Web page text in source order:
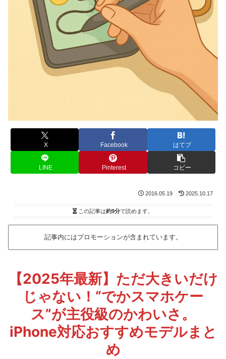
X Facebook はてブ
LINE Pinterest コピー
2016.05.19 2025.10.17
この記事は約9分で読めます。
記事内にはプロモーションが含まれています。
【2025年最新】ただ大きいだけ
じゃない！“でかスマホケー
ス”が主役級のかわいさ。
iPhone対応おすすめモデルまと
め